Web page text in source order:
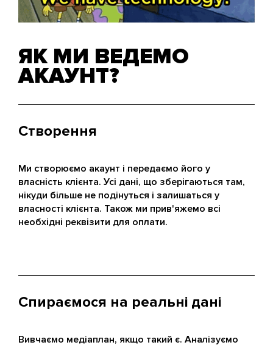
ЯК МИ ВЕДЕМО
АКАУНТ?
Створення
Ми створюємо акаунт і передаємо його у
власність клієнта. Усі дані, що зберігаються там,
нікуди більше не подінуться і залишаться у
власності клієнта. Також ми прив'яжемо всі
необхідні реквізити для оплати.
Спираємося на реальні дані
Вивчаємо медіаплан, якщо такий є. Аналізуємо